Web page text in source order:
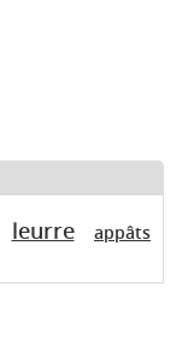
leurre
appâts